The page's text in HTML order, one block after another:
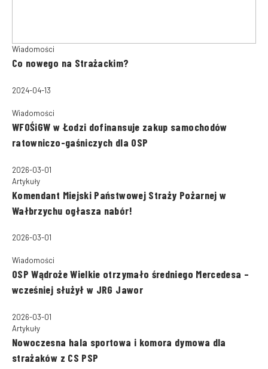
Wiadomości
Co nowego na Strażackim?
2024-04-13
Wiadomości
WFOŚiGW w Łodzi dofinansuje zakup samochodów
ratowniczo-gaśniczych dla OSP
2026-03-01
Artykuły
Komendant Miejski Państwowej Straży Pożarnej w
Wałbrzychu ogłasza nabór!
2026-03-01
Wiadomości
OSP Wądroże Wielkie otrzymało średniego Mercedesa –
wcześniej służył w JRG Jawor
2026-03-01
Artykuły
Nowoczesna hala sportowa i komora dymowa dla
strażaków z CS PSP